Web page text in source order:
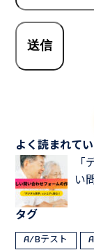
よく読まれて
い
タグ
A/Bテスト